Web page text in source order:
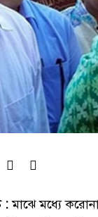
:মাঝে মধ্যে